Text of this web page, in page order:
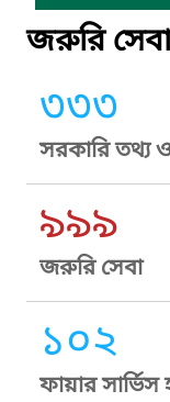
জরুরি
৩৩৩
সরকারি তথ্য
৯৯৯
জরুরি সেবা
১০২
ফায়ার